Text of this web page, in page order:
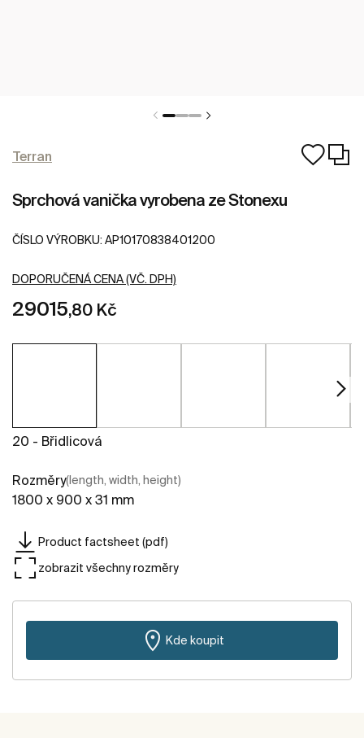
Terran
Sprchová vanička vyrobena ze Stonexu
ČÍSLO VÝROBKU: AP10170838401200
DOPORUČENÁ CENA (VČ. DPH)
29015,80 Kč
20 - Břidlicová
Rozměry(length, width, height)
1800 x 900 x 31 mm
Product factsheet (pdf)
zobrazit všechny rozměry
Kde koupit